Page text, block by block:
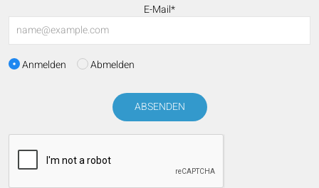
E-Mail*
Anmelden Abmelden
ABSENDEN